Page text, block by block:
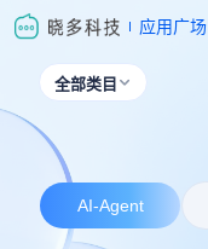
应用广场
全部类目 
AI-Agent